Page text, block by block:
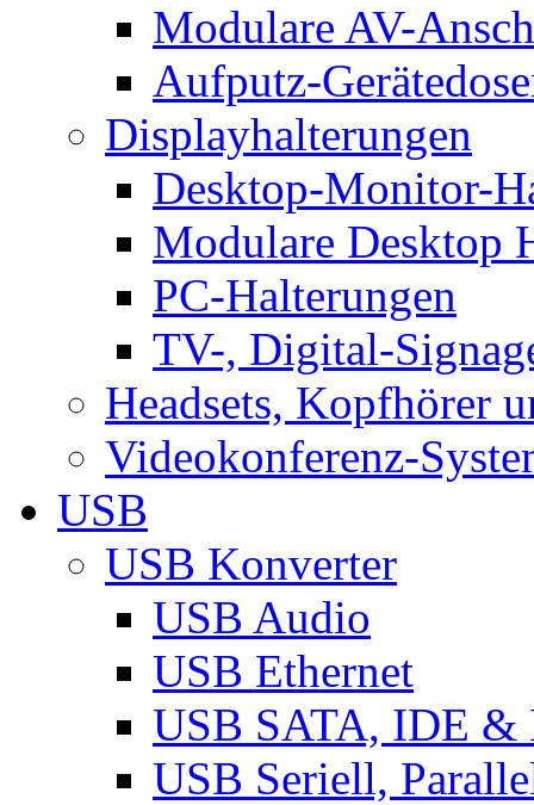
Modulare AV-
Aufputz-
Displayhalterungen
Desktop-Monitor-
Modulare Desktop
PC-Halterungen
TV-, Digital-
Headsets, Kopfhörer
Videokonferenz-
USB
USB Konverter
USB Audio
USB Ethernet
USB SATA, IDE &
USB Seriell,